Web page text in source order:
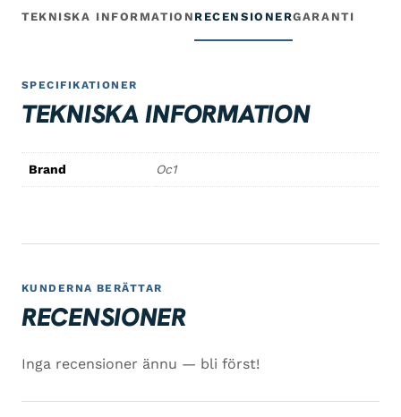
TEKNISKA INFORMATION RECENSIONERGARANTI
SPECIFIKATIONER
TEKNISKA INFORMATION
Brand Oc1
KUNDERNA BERÄTTAR
RECENSIONER
Inga recensioner ännu — bli först!